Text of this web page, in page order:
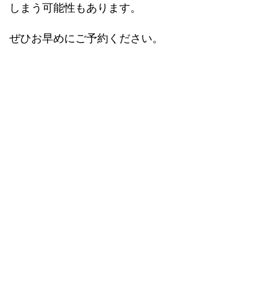
しまう可能性もあります。
ぜひお早めにご予約ください。